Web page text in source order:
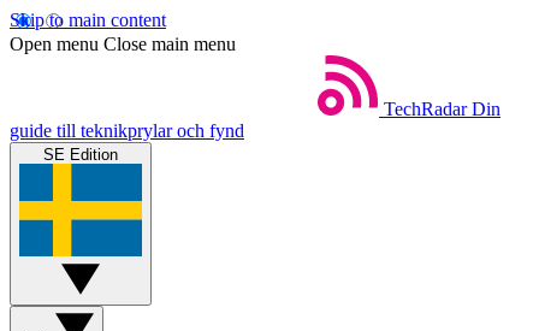
Skip to main content
Open menu Close main menu
TechRadar Din
guide till teknikprylar och fynd
SE Edition